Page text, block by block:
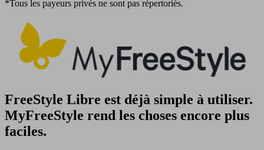
*Tous les payeurs privés ne sont pas répertoriés.
FreeStyle Libre est déjà simple à utiliser.
MyFreeStyle rend les choses encore plus
faciles.